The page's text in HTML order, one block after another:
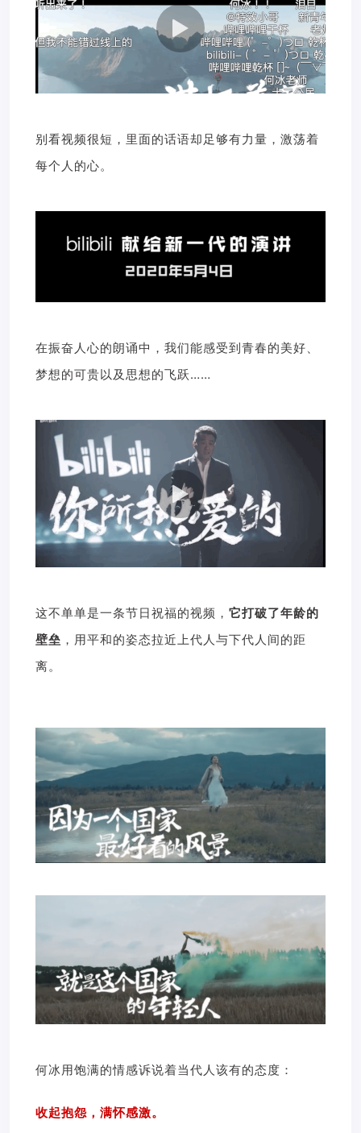
别看视频很短，里面的话语却足够有力量， 激荡着
每个人的心。
在振奋人心的朗诵中，我们能感受到青春的美好、
梦想的可贵以及思想的飞跃……
这不单单是一条节日祝福的视频， 它打破了年龄的
壁垒 ，用平和的姿态拉近上代人与下代人间的距
离。
何冰用饱满的情感诉说着当代人该有的态度：
收起抱怨，满怀感激。